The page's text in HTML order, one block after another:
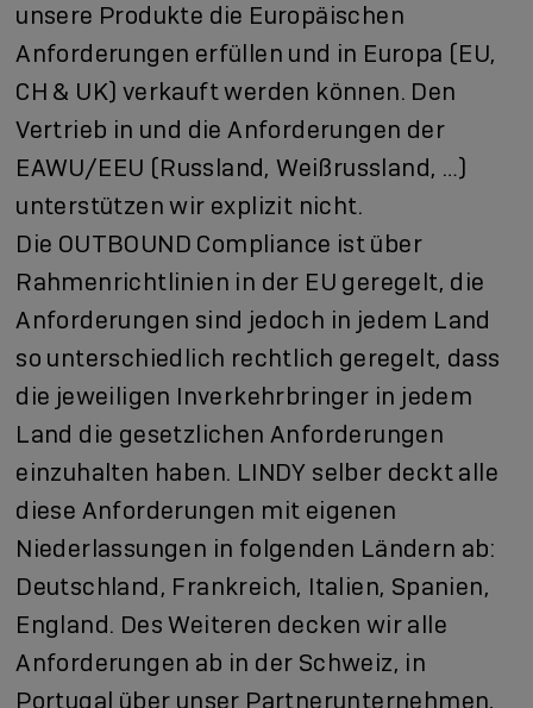
unsere Produkte die Europäischen
Anforderungen erfüllen und in Europa (EU,
CH & UK) verkauft werden können. Den
Vertrieb in und die Anforderungen der
EAWU/EEU (Russland, Weißrussland, …)
unterstützen wir explizit nicht.
Die OUTBOUND Compliance ist über
Rahmenrichtlinien in der EU geregelt, die
Anforderungen sind jedoch in jedem Land
so unterschiedlich rechtlich geregelt, dass
die jeweiligen Inverkehrbringer in jedem
Land die gesetzlichen Anforderungen
einzuhalten haben. LINDY selber deckt alle
diese Anforderungen mit eigenen
Niederlassungen in folgenden Ländern ab:
Deutschland, Frankreich, Italien, Spanien,
England. Des Weiteren decken wir alle
Anforderungen ab in der Schweiz, in
Portugal über unser Partnerunternehmen,